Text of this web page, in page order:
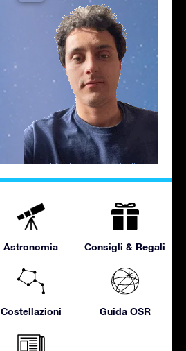
Astronomia Consigli & Regali
Costellazioni Guida OSR